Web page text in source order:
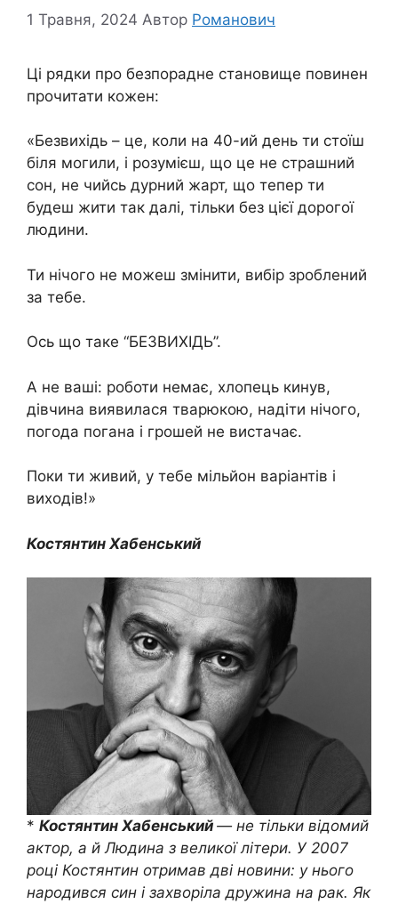
1 Травня, 2024 Автор Романович
Ці рядки про безпорадне становище повинен
прочитати кожен:
«Безвихідь – це, коли на 40-ий день ти стоїш
біля могили, і розумієш, що це не страшний
сон, не чийсь дурний жарт, що тепер ти
будеш жити так далі, тільки без цієї дорогої
людини.
Ти нічого не можеш змінити, вибір зроблений
за тебе.
Ось що таке “БЕЗВИХІДЬ”.
А не ваші: роботи немає, хлопець кинув,
дівчина виявилася тварюкою, надіти нічого,
погода погана і грошей не вистачає.
Поки ти живий, у тебе мільйон варіантів і
виходів!»
Костянтин Хабенський
* Костянтин Хабенський — не тільки відомий
актор, а й Людина з великої літери. У 2007
році Костянтин отримав дві новини: у нього
народився син і захворіла дружина на рак. Як